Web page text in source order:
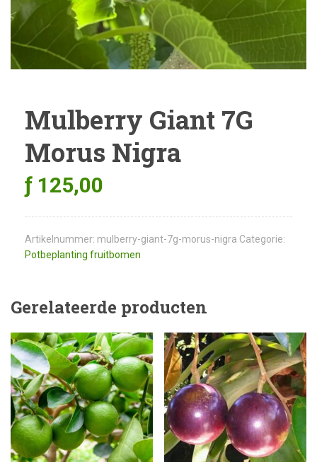
Mulberry Giant 7G
Morus Nigra
ƒ 125,00
Artikelnummer: mulberry-giant-7g-morus-nigra Categorie:
Potbeplanting fruitbomen
Gerelateerde producten